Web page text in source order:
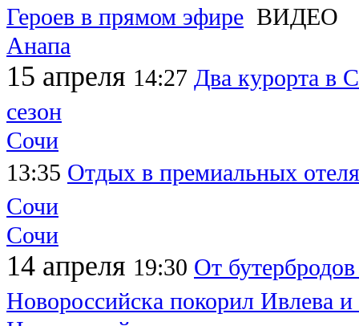
Героев в прямом эфире ВИДЕО
Анапа
15 апреля 14:27 Два курорта в
сезон
Сочи
13:35 Отдых в премиальных
Сочи
Сочи
14 апреля 19:30 От
Новороссийска покорил Ивлева